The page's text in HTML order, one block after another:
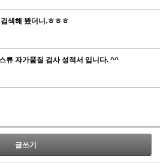
색해 봤더니.ㅎㅎㅎ
류 자가품질 검사 성적서 입니다. ^^
글쓰기